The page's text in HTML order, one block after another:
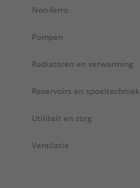
Non-ferro
Pompen
Radiatoren en verwarming
Reservoirs en spoeltechniek
Utiliteit en zorg
Ventilatie